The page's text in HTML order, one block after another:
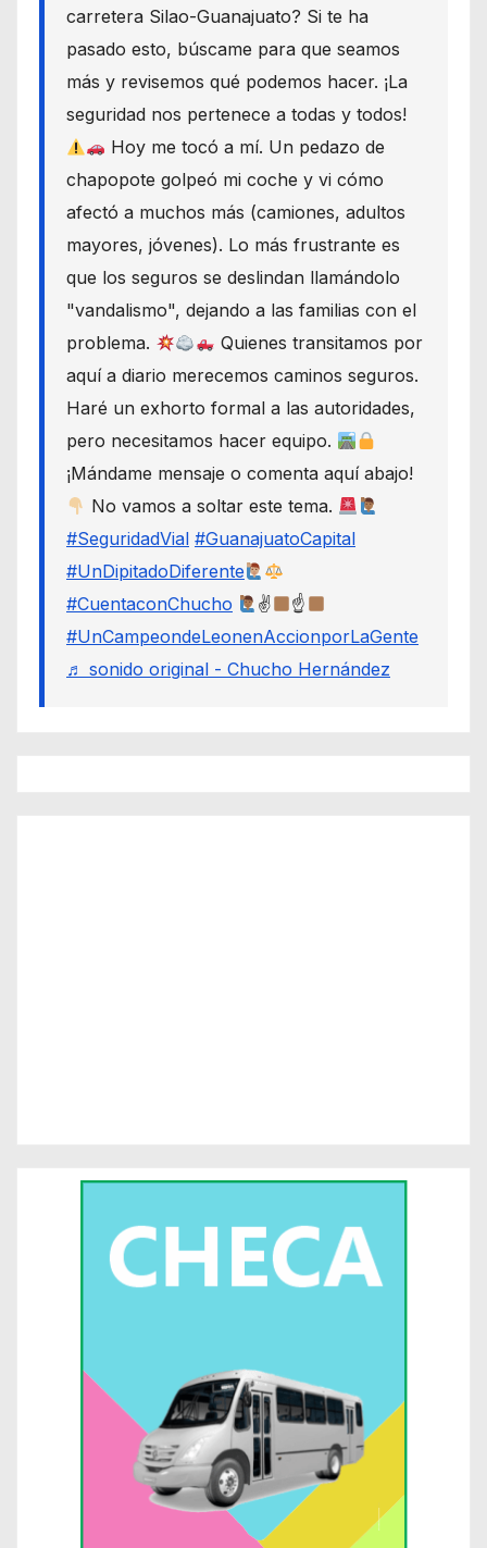
carretera Silao-Guanajuato? Si te ha
pasado esto, búscame para que seamos
más y revisemos qué podemos hacer. ¡La
seguridad nos pertenece a todas y todos!
Hoy me tocó a mí. Un pedazo de
chapopote golpeó mi coche y vi cómo
afectó a muchos más (camiones, adultos
mayores, jóvenes). Lo más frustrante es
que los seguros se deslindan llamándolo
"vandalismo", dejando a las familias con el
problema.
Quienes transitamos por
aquí a diario merecemos caminos seguros.
Haré un exhorto formal a las autoridades,
pero necesitamos hacer equipo.
¡Mándame mensaje o comenta aquí abajo!
No vamos a soltar este tema.
#SeguridadVial #GuanajuatoCapital
#UnDipitadoDiferente
#CuentaconChucho
✌
☝
#UnCampeondeLeonenAccionporLaGente
♬ sonido original - Chucho Hernández